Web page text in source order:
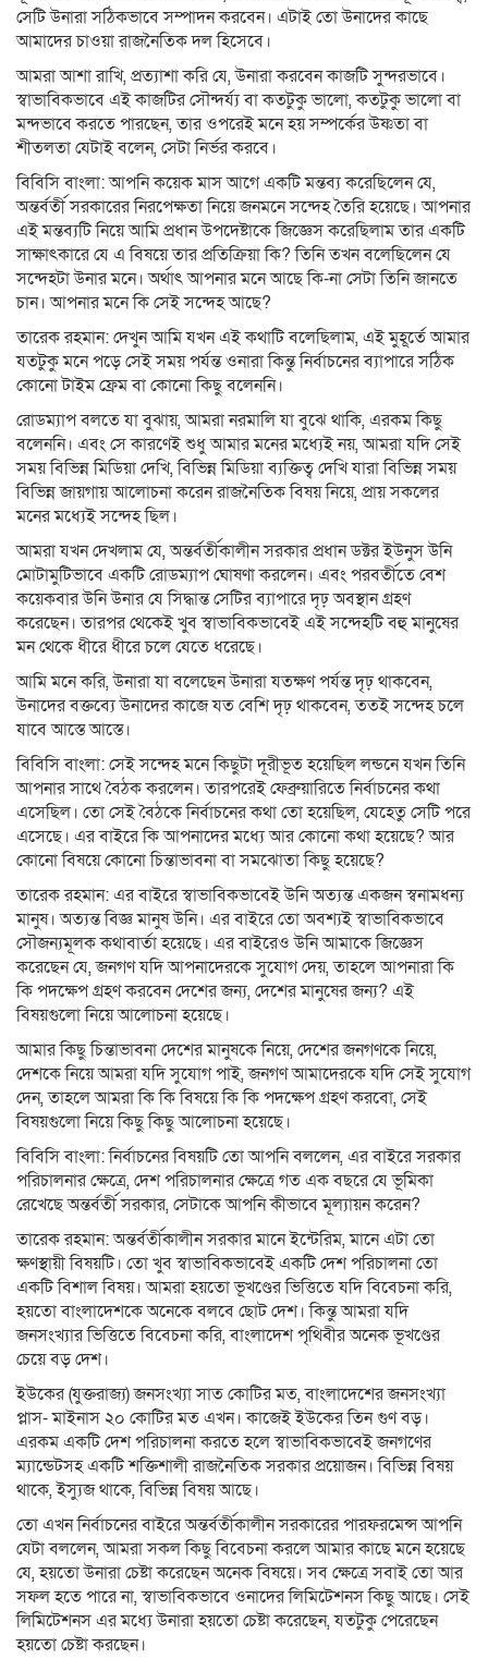
সেটি উনারা সঠিকভাবে সম্পাদন করবেন। এটাই তো উনাদের কাছে
আমাদের চাওয়া রাজনৈতিক দল হিসেবে।
আমরা আশা রাখি, প্রত্যাশা করি যে, উনারা করবেন কাজটি সুন্দরভাবে।
স্বাভাবিকভাবে এই কাজটির সৌন্দর্য্য বা কতটুকু ভালো, কতটুকু ভালো বা
মন্দভাবে করতে পারছেন, তার ওপরেই মনে হয় সম্পর্কের উষ্ণতা বা
শীতলতা যেটাই বলেন, সেটা নির্ভর করবে।
বিবিসি বাংলা: আপনি কয়েক মাস আগে একটি মন্তব্য করেছিলেন যে,
অন্তর্বর্তী সরকারের নিরপেক্ষতা নিয়ে জনমনে সন্দেহ তৈরি হয়েছে। আপনার
এই মন্তব্যটি নিয়ে আমি প্রধান উপদেষ্টাকে জিজ্ঞেস করেছিলাম তার একটি
সাক্ষাৎকারে যে এ বিষয়ে তার প্রতিক্রিয়া কি? তিনি তখন বলেছিলেন যে
সন্দেহটা উনার মনে। অর্থাৎ আপনার মনে আছে কি-না সেটা তিনি জানতে
চান। আপনার মনে কি সেই সন্দেহ আছে?
তারেক রহমান: দেখুন আমি যখন এই কথাটি বলেছিলাম, এই মুহূর্তে আমার
যতটুকু মনে পড়ে সেই সময় পর্যন্ত ওনারা কিন্তু নির্বাচনের ব্যাপারে সঠিক
কোনো টাইম ফ্রেম বা কোনো কিছু বলেননি।
রোডম্যাপ বলতে যা বুঝায়, আমরা নরমালি যা বুঝে থাকি, এরকম কিছু
বলেননি। এবং সে কারণেই শুধু আমার মনের মধ্যেই নয়, আমরা যদি সেই
সময় বিভিন্ন মিডিয়া দেখি, বিভিন্ন মিডিয়া ব্যক্তিত্ব দেখি যারা বিভিন্ন সময়
বিভিন্ন জায়গায় আলোচনা করেন রাজনৈতিক বিষয় নিয়ে, প্রায় সকলের
মনের মধ্যেই সন্দেহ ছিল।
আমরা যখন দেখলাম যে, অন্তর্বর্তীকালীন সরকার প্রধান ডক্টর ইউনুস উনি
মোটামুটিভাবে একটি রোডম্যাপ ঘোষণা করলেন। এবং পরবর্তীতে বেশ
কয়েকবার উনি উনার যে সিদ্ধান্ত সেটির ব্যাপারে দৃঢ় অবস্থান গ্রহণ
করেছেন। তারপর থেকেই খুব স্বাভাবিকভাবেই এই সন্দেহটি বহু মানুষের
মন থেকে ধীরে ধীরে চলে যেতে ধরেছে।
আমি মনে করি, উনারা যা বলেছেন উনারা যতক্ষণ পর্যন্ত দৃঢ় থাকবেন,
উনাদের বক্তব্যে উনাদের কাজে যত বেশি দৃঢ় থাকবেন, ততই সন্দেহ চলে
যাবে আস্তে আস্তে।
বিবিসি বাংলা: সেই সন্দেহ মনে কিছুটা দূরীভূত হয়েছিল লন্ডনে যখন তিনি
আপনার সাথে বৈঠক করলেন। তারপরেই ফেব্রুয়ারিতে নির্বাচনের কথা
এসেছিল। তো সেই বৈঠকে নির্বাচনের কথা তো হয়েছিল, যেহেতু সেটি পরে
এসেছে। এর বাইরে কি আপনাদের মধ্যে আর কোনো কথা হয়েছে? আর
কোনো বিষয়ে কোনো চিন্তাভাবনা বা সমঝোতা কিছু হয়েছে?
তারেক রহমান: এর বাইরে স্বাভাবিকভাবেই উনি অত্যন্ত একজন স্বনামধন্য
মানুষ। অত্যন্ত বিজ্ঞ মানুষ উনি। এর বাইরে তো অবশ্যই স্বাভাবিকভাবে
সৌজন্যমূলক কথাবার্তা হয়েছে। এর বাইরেও উনি আমাকে জিজ্ঞেস
করেছেন যে, জনগণ যদি আপনাদেরকে সুযোগ দেয়, তাহলে আপনারা কি
কি পদক্ষেপ গ্রহণ করবেন দেশের জন্য, দেশের মানুষের জন্য? এই
বিষয়গুলো নিয়ে আলোচনা হয়েছে।
আমার কিছু চিন্তাভাবনা দেশের মানুষকে নিয়ে, দেশের জনগণকে নিয়ে,
দেশকে নিয়ে আমরা যদি সুযোগ পাই, জনগণ আমাদেরকে যদি সেই সুযোগ
দেন, তাহলে আমরা কি কি বিষয়ে কি কি পদক্ষেপ গ্রহণ করবো, সেই
বিষয়গুলো নিয়ে কিছু কিছু আলোচনা হয়েছে।
বিবিসি বাংলা: নির্বাচনের বিষয়টি তো আপনি বললেন, এর বাইরে সরকার
পরিচালনার ক্ষেত্রে, দেশ পরিচালনার ক্ষেত্রে গত এক বছরে যে ভূমিকা
রেখেছে অন্তর্বর্তী সরকার, সেটাকে আপনি কীভাবে মূল্যায়ন করেন?
তারেক রহমান: অন্তর্বর্তীকালীন সরকার মানে ইন্টেরিম, মানে এটা তো
ক্ষণস্থায়ী বিষয়টি। তো খুব স্বাভাবিকভাবেই একটি দেশ পরিচালনা তো
একটি বিশাল বিষয়। আমরা হয়তো ভূখণ্ডের ভিত্তিতে যদি বিবেচনা করি,
হয়তো বাংলাদেশকে অনেকে বলবে ছোট দেশ। কিন্তু আমরা যদি
জনসংখ্যার ভিত্তিতে বিবেচনা করি, বাংলাদেশ পৃথিবীর অনেক ভূখণ্ডের
চেয়ে বড় দেশ।
ইউকের (যুক্তরাজ্য) জনসংখ্যা সাত কোটির মত, বাংলাদেশের জনসংখ্যা
প্লাস- মাইনাস ২০ কোটির মত এখন। কাজেই ইউকের তিন গুণ বড়।
এরকম একটি দেশ পরিচালনা করতে হলে স্বাভাবিকভাবেই জনগণের
ম্যান্ডেটসহ একটি শক্তিশালী রাজনৈতিক সরকার প্রয়োজন। বিভিন্ন বিষয়
থাকে, ইস্যুজ থাকে, বিভিন্ন বিষয় আছে।
তো এখন নির্বাচনের বাইরে অন্তর্বর্তীকালীন সরকারের পারফরমেন্স আপনি
যেটা বললেন, আমরা সকল কিছু বিবেচনা করলে আমার কাছে মনে হয়েছে
যে, হয়তো উনারা চেষ্টা করেছেন অনেক বিষয়ে। সব ক্ষেত্রে সবাই তো আর
সফল হতে পারে না, স্বাভাবিকভাবে ওনাদের লিমিটেশনস কিছু আছে। সেই
লিমিটেশনস এর মধ্যে উনারা হয়তো চেষ্টা করেছেন, যতটুকু পেরেছেন
হয়তো চেষ্টা করছেন।